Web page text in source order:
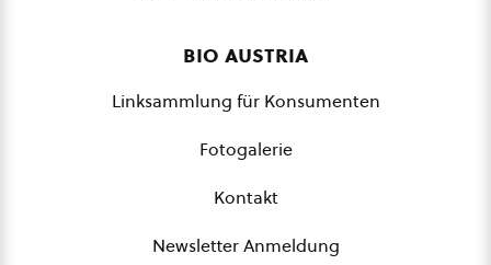
bio austria
Linksammlung für Konsumenten
Fotogalerie
Kontakt
Newsletter Anmeldung